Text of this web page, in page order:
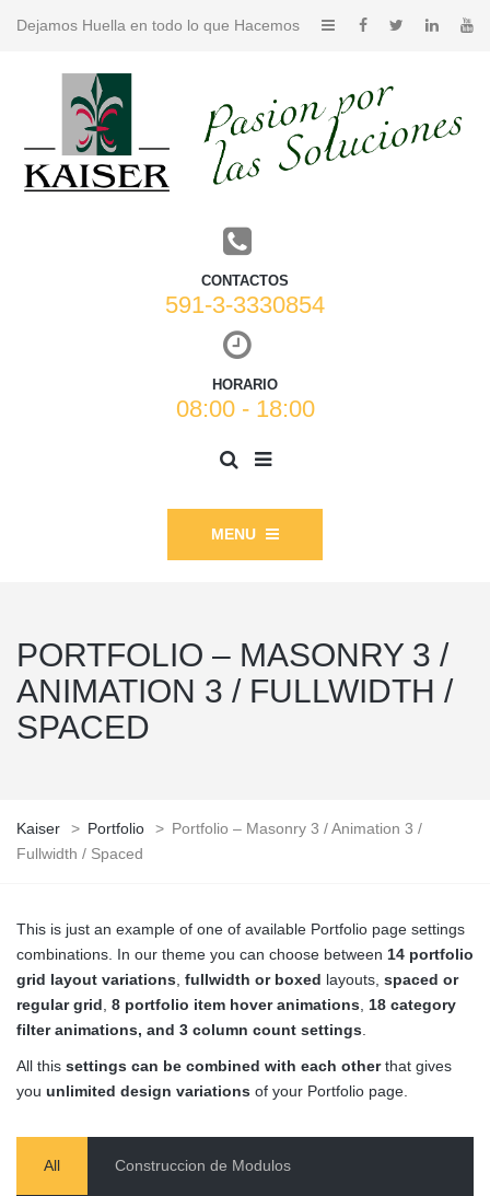
Dejamos Huella en todo lo que Hacemos
CONTACTOS
591-3-3330854
HORARIO
08:00 - 18:00
MENU
PORTFOLIO – MASONRY 3 /
ANIMATION 3 / FULLWIDTH /
SPACED
Kaiser > Portfolio > Portfolio – Masonry 3 / Animation 3 /
Fullwidth / Spaced
This is just an example of one of available Portfolio page settings
combinations. In our theme you can choose between 14 portfolio
grid layout variations fullwidth or boxed layouts, spaced or
regular grid 8 portfolio item hover animations 18 category
filter animations, and 3 column count settings
All this settings can be combined with each otherthat gives
you unlimited design variations of your Portfolio page.
All Construccion de Modulos